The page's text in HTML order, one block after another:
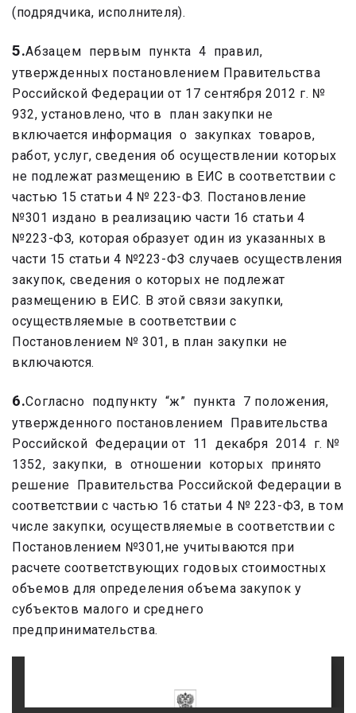
(подрядчика, исполнителя).
5.Абзацем первым пункта 4 правил,
утвержденных постановлением Правительства
Российской Федерации от 17 сентября 2012 г. №
932, установлено, что в план закупки не
включается информация о закупках товаров,
работ, услуг, сведения об осуществлении которых
не подлежат размещению в ЕИС в соответствии с
частью 15 статьи 4 № 223-ФЗ. Постановление
№301 издано в реализацию части 16 статьи 4
№223-ФЗ, которая образует один из указанных в
части 15 статьи 4 №223-ФЗ случаев осуществления
закупок, сведения о которых не подлежат
размещению в ЕИС. В этой связи закупки,
осуществляемые в соответствии с
Постановлением № 301, в план закупки не
включаются.
6.Согласно подпункту “ж” пункта 7 положения,
утвержденного постановлением Правительства
Российской Федерации от 11 декабря 2014 г. №
1352, закупки, в отношении которых принято
решение Правительства Российской Федерации в
соответствии с частью 16 статьи 4 № 223-ФЗ, в том
числе закупки, осуществляемые в соответствии с
Постановлением №301,не учитываются при
расчете соответствующих годовых стоимостных
объемов для определения объема закупок у
субъектов малого и среднего
предпринимательства.